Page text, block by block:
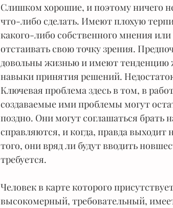
Слишком хорошие, и поэтому ничего
что-либо сделать. Имеют плохую
какого-либо собственного мнения
отстаивать свою точку зрения.
довольны жизнью и имеют тенденцию
навыки принятия решений.
Ключевая проблема здесь в том, в
создаваемые ими проблемы могут
поздно. Они могут соглашаться брать
справляются, и когда, правда
того, они вряд ли будут вводить
требуется.
Человек в карте которого
высокомерный, требовательный,